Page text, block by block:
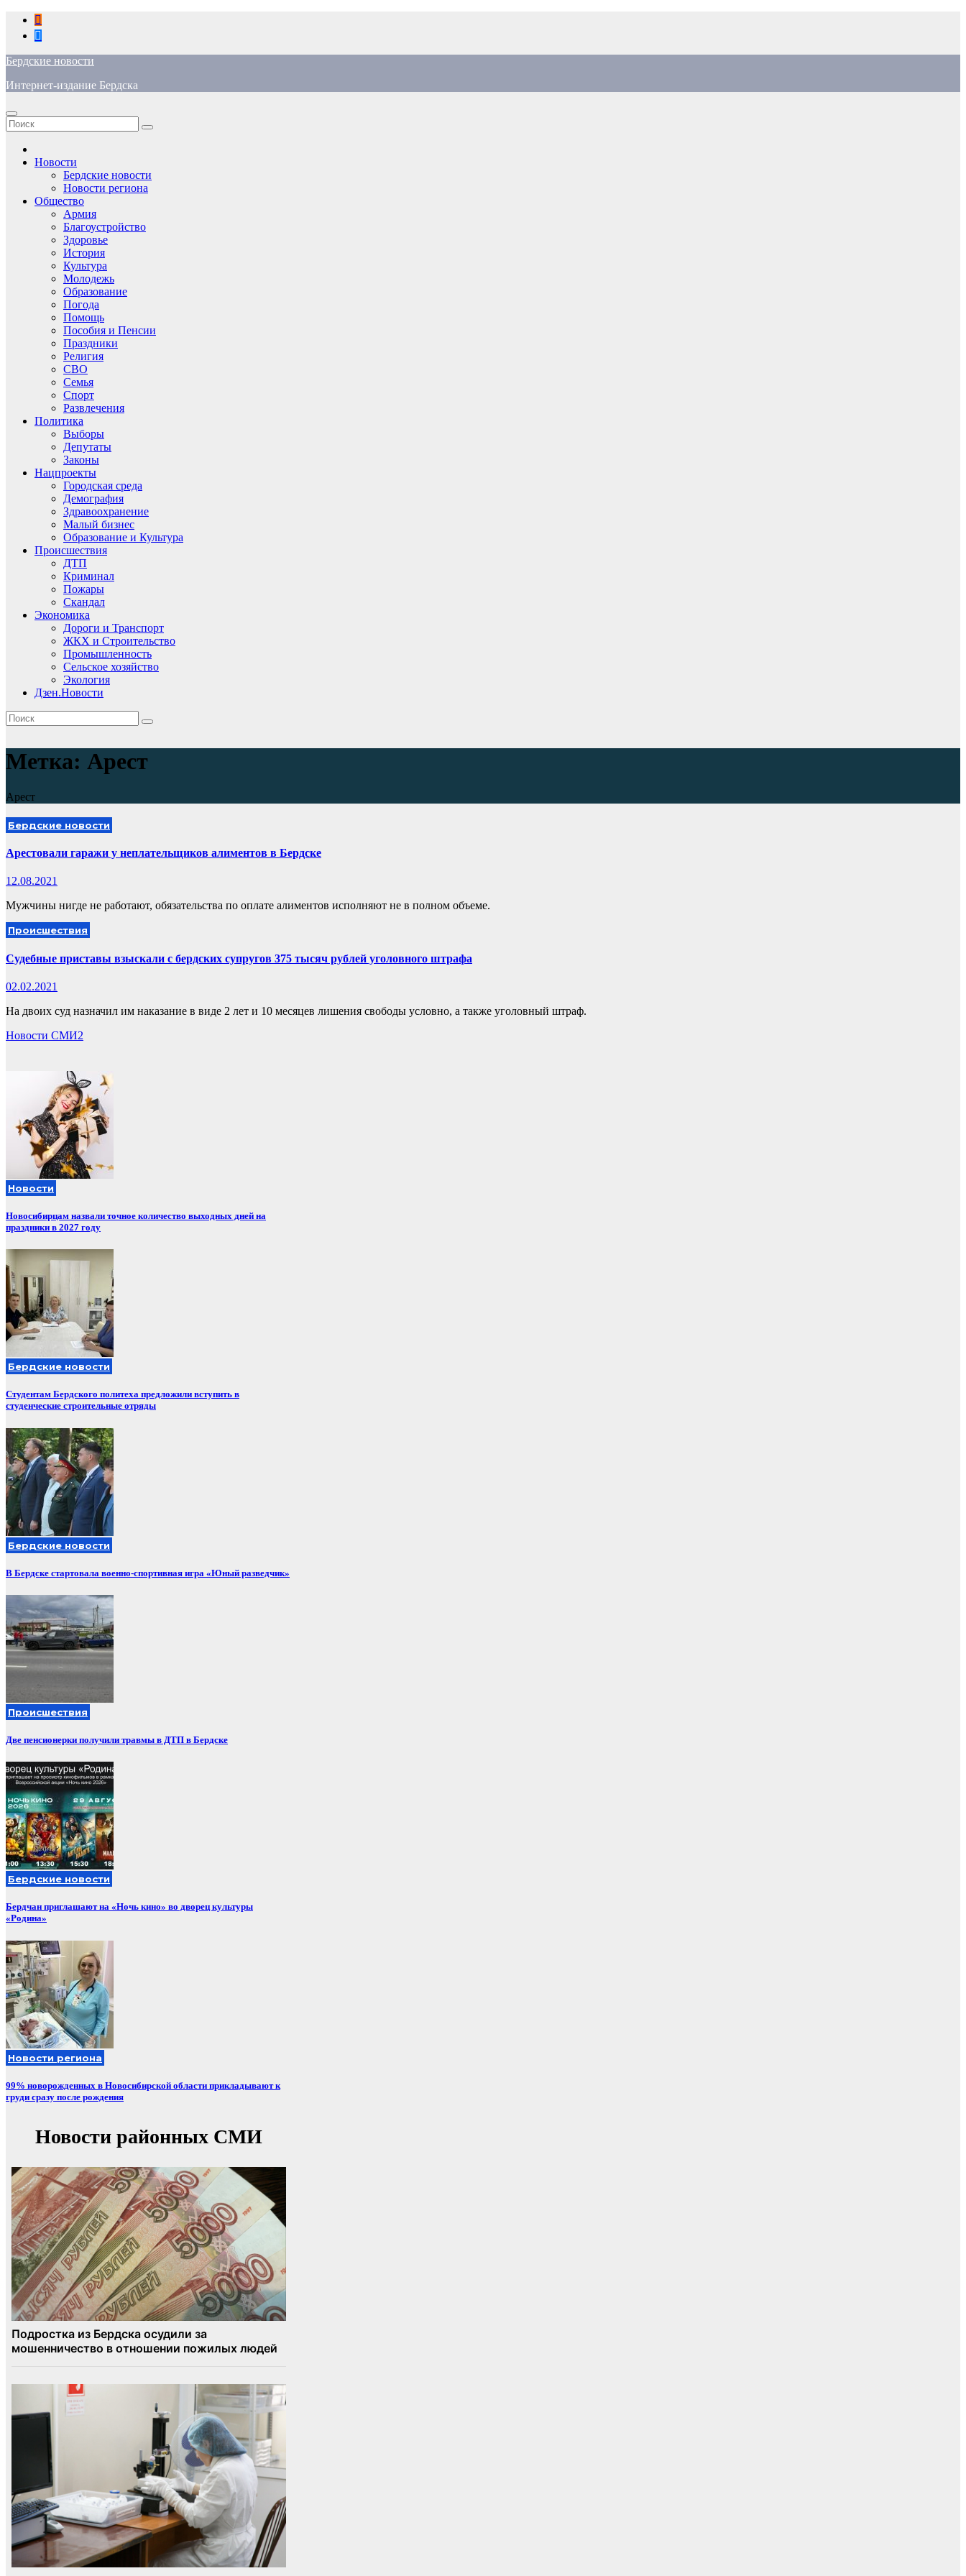
Перейти
содержимому
Бердские новости
Интернет-издание Бердска
Новости
Бердские новости
Новости региона
Общество
Армия
Благоустройство
Здоровье
История
Культура
Молодежь
Образование
Погода
Помощь
Пособия и Пенсии
Праздники
Религия
СВО
Семья
Спорт
Развлечения
Политика
Выборы
Депутаты
Законы
Нацпроекты
Городская среда
Демография
Здравоохранение
Малый бизнес
Образование и Культура
Происшествия
ДТП
Криминал
Пожары
Скандал
Экономика
Дороги и Транспорт
ЖКХ и Строительство
Промышленность
Сельское хозяйство
Экология
Дзен.Новости
Метка: Арест
Арест
Бердские новости
Арестовали гаражи у неплательщиков алиментов в Бердске
12.08.2021
Мужчины нигде не работают, обязательства по оплате алиментов исполняют не в полном объеме.
Происшествия
Судебные приставы взыскали с бердских супругов 375 тысяч рублей уголовного штрафа
02.02.2021
На двоих суд назначил им наказание в виде 2 лет и 10 месяцев лишения свободы условно, а также уголовный штраф.
Новости СМИ2
Новости
Новосибирцам назвали точное количество выходных дней на
праздники в 2027 году
Бердские новости
Студентам Бердского политеха предложили вступить в
студенческие строительные отряды
Бердские новости
В Бердске стартовала военно-спортивная игра «Юный разведчик»
Происшествия
Две пенсионерки получили травмы в ДТП в Бердске
Бердские новости
Бердчан приглашают на «Ночь кино» во дворец культуры
«Родина»
Новости региона
99% новорожденных в Новосибирской области прикладывают к
груди сразу после рождения